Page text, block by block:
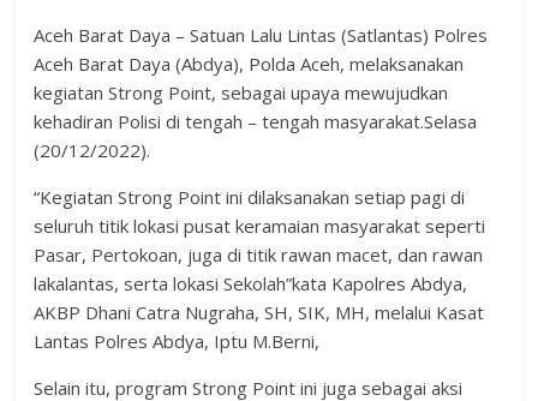
Aceh Barat Daya – Satuan Lalu Lintas (Satlantas) Polres
Aceh Barat Daya (Abdya), Polda Aceh, melaksanakan
kegiatan Strong Point, sebagai upaya mewujudkan
kehadiran Polisi di tengah – tengah masyarakat.Selasa
(20/12/2022).
“Kegiatan Strong Point ini dilaksanakan setiap pagi di
seluruh titik lokasi pusat keramaian masyarakat seperti
Pasar, Pertokoan, juga di titik rawan macet, dan rawan
lakalantas, serta lokasi Sekolah”kata Kapolres Abdya,
AKBP Dhani Catra Nugraha, SH, SIK, MH, melalui Kasat
Lantas Polres Abdya, Iptu M.Berni,
Selain itu, program Strong Point ini juga sebagai aksi